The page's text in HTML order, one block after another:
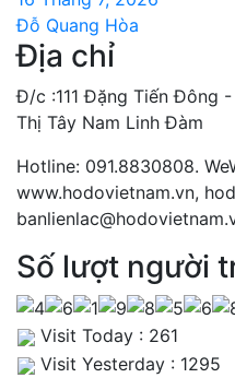
Đỗ Quang Hòa
Địa chỉ
Đ/c :111 Đặng Tiến Đông
Thị Tây Nam Linh Đàm
Hotline: 091.8830808.
www.hodovietnam.vn,
Số lượt người
Visit Today : 261
Visit Yesterday : 1295